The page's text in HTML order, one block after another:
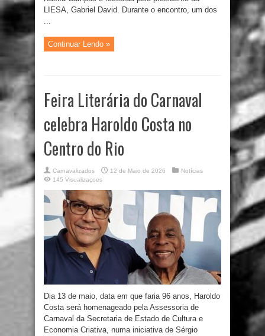
LIESA, Gabriel David. Durante o encontro, um dos
...
Continuar Lendo »
Feira Literária do Carnaval
celebra Haroldo Costa no
Centro do Rio
Carnavalizados 12 de Maio de 2026
Notícias
145 Visualizaçoes
Dia 13 de maio, data em que faria 96 anos, Haroldo
Costa será homenageado pela Assessoria de
Carnaval da Secretaria de Estado de Cultura e
Economia Criativa, numa iniciativa de Sérgio